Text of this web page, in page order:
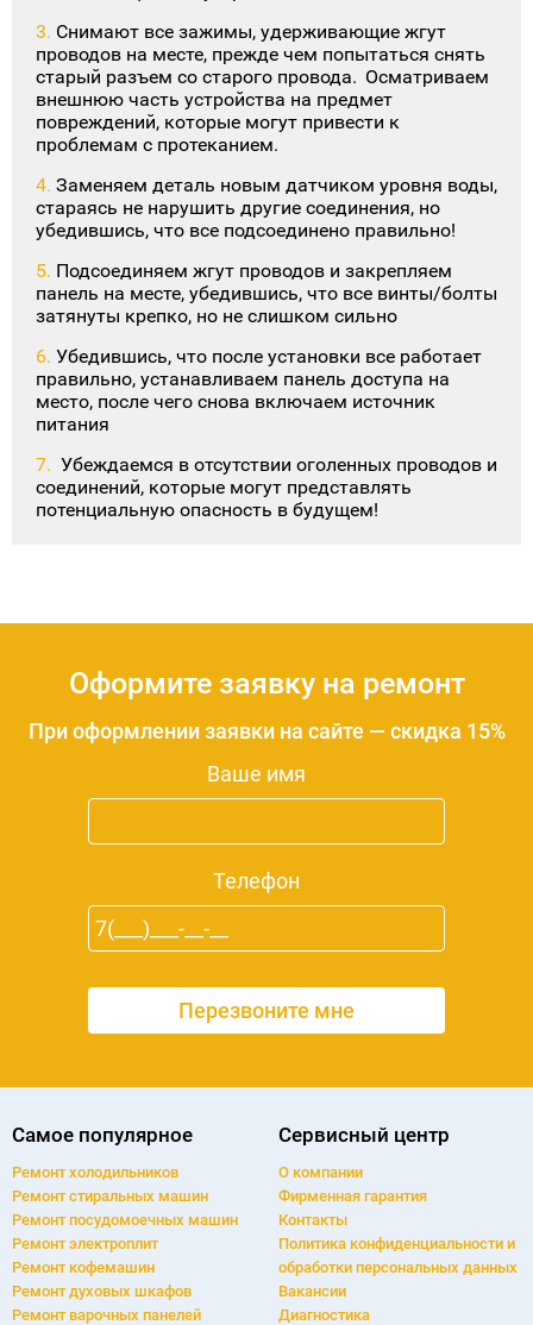
Снимают все зажимы, удерживающие жгут
проводов на месте, прежде чем попытаться снять
старый разъем со старого провода. Осматриваем
внешнюю часть устройства на предмет
повреждений, которые могут привести к
проблемам с протеканием.
Заменяем деталь новым датчиком уровня воды,
стараясь не нарушить другие соединения, но
убедившись, что все подсоединено правильно!
Подсоединяем жгут проводов и закрепляем
панель на месте, убедившись, что все винты/болты
затянуты крепко, но не слишком сильно
Убедившись, что после установки все работает
правильно, устанавливаем панель доступа на
место, после чего снова включаем источник
питания
Убеждаемся в отсутствии оголенных проводов и
соединений, которые могут представлять
потенциальную опасность в будущем!
Оформите заявку на ремонт
При оформлении заявки на сайте — скидка 15%
Ваше имя
Телефон
Самое популярное
Ремонт холодильников
Ремонт cтиральных машин
Ремонт посудомоечных машин
Ремонт электроплит
Ремонт кофемашин
Ремонт духовых шкафов
Ремонт варочных панелей
Сервисный центр
О компании
Фирменная гарантия
Контакты
Политика конфиденциальности и
обработки персональных данных
Вакансии
Диагностика